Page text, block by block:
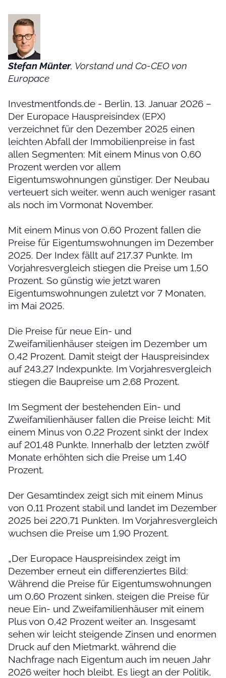
Stefan Münter, Vorstand und Co-CEO von
Europace
Investmentfonds.de - Berlin, 13. Januar 2026 –
Der Europace Hauspreisindex (EPX)
verzeichnet für den Dezember 2025 einen
leichten Abfall der Immobilienpreise in fast
allen Segmenten: Mit einem Minus von 0,60
Prozent werden vor allem
Eigentumswohnungen günstiger. Der Neubau
verteuert sich weiter, wenn auch weniger rasant
als noch im Vormonat November.
Mit einem Minus von 0,60 Prozent fallen die
Preise für Eigentumswohnungen im Dezember
2025. Der Index fällt auf 217,37 Punkte. Im
Vorjahresvergleich stiegen die Preise um 1,50
Prozent. So günstig wie jetzt waren
Eigentumswohnungen zuletzt vor 7 Monaten,
im Mai 2025.
Die Preise für neue Ein- und
Zweifamilienhäuser steigen im Dezember um
0,42 Prozent. Damit steigt der Hauspreisindex
auf 243,27 Indexpunkte. Im Vorjahresvergleich
stiegen die Baupreise um 2,68 Prozent.
Im Segment der bestehenden Ein- und
Zweifamilienhäuser fallen die Preise leicht: Mit
einem Minus von 0,22 Prozent sinkt der Index
auf 201,48 Punkte. Innerhalb der letzten zwölf
Monate erhöhten sich die Preise um 1,40
Prozent.
Der Gesamtindex zeigt sich mit einem Minus
von 0,11 Prozent stabil und landet im Dezember
2025 bei 220,71 Punkten. Im Vorjahresvergleich
wuchsen die Preise um 1,90 Prozent.
„Der Europace Hauspreisindex zeigt im
Dezember erneut ein differenziertes Bild:
Während die Preise für Eigentumswohnungen
um 0,60 Prozent sinken, steigen die Preise für
neue Ein- und Zweifamilienhäuser mit einem
Plus von 0,42 Prozent weiter an. Insgesamt
sehen wir leicht steigende Zinsen und enormen
Druck auf den Mietmarkt, während die
Nachfrage nach Eigentum auch im neuen Jahr
2026 weiter hoch bleibt. Es liegt an der Politik,